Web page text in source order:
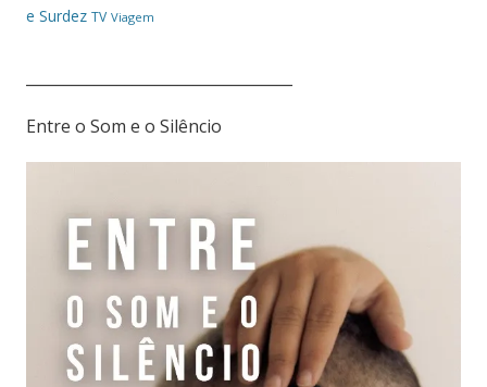
e Surdez TV Viagem
Entre o Som e o Silêncio